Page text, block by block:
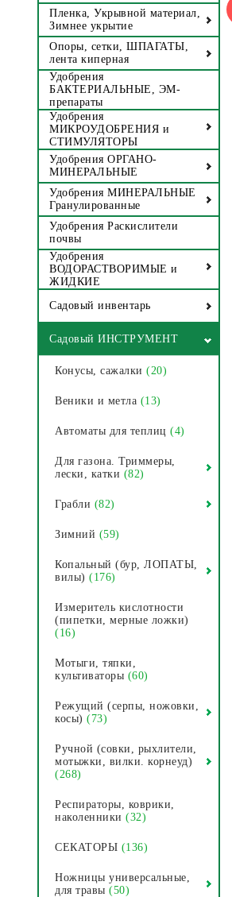
Пленка, Укрывной материал,
Зимнее укрытие
Опоры, сетки, ШПАГАТЫ,
лента киперная
Удобрения
БАКТЕРИАЛЬНЫЕ, ЭМ-
препараты
Удобрения
МИКРОУДОБРЕНИЯ и
СТИМУЛЯТОРЫ
Удобрения ОРГАНО-
МИНЕРАЛЬНЫЕ
Удобрения МИНЕРАЛЬНЫЕ
Гранулированные
Удобрения Раскислители
почвы
Удобрения
ВОДОРАСТВОРИМЫЕ и
ЖИДКИЕ
Садовый инвентарь
Садовый ИНСТРУМЕНТ
Конусы, сажалки (20)
Веники и метла (13)
Автоматы для теплиц (4)
Для газона. Триммеры,
лески, катки (82)
Грабли (82)
Зимний (59)
Копальный (бур, ЛОПАТЫ,
вилы) (176)
Измеритель кислотности
(пипетки, мерные ложки)
(16)
Мотыги, тяпки,
культиваторы (60)
Режущий (серпы, ножовки,
косы) (73)
Ручной (совки, рыхлители,
мотыжки, вилки. корнеуд)
(268)
Респираторы, коврики,
наколенники (32)
СЕКАТОРЫ (136)
Ножницы универсальные,
для травы (50)